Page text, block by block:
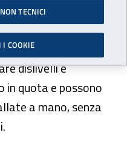
di lavoro
quali una persona
per brevi periodi.
dislivelli e
in quota e possono
a mano, senza
TECNICI
I COOKIE